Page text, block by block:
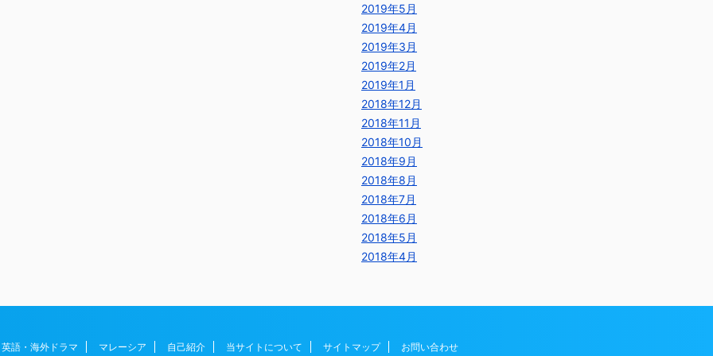
2019年5月
2019年4月
2019年3月
2019年2月
2019年1月
2018年12月
2018年11月
2018年10月
2018年9月
2018年8月
2018年7月
2018年6月
2018年5月
2018年4月
英語・海外ドラマ マレーシア 自己紹介 当サイトについて サイトマップ お問い合わせ